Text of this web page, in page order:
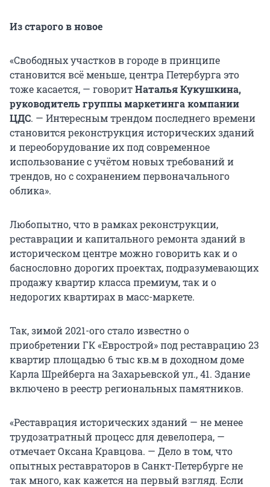
Из старого в новое
«Свободных участков в городе в принципе
становится всё меньше, центра Петербурга это
тоже касается, — говоритНаталья Кукушкина,
руководитель группы маркетинга компании
ЦДС. — Интересным трендом последнего времени
становится реконструкция исторических зданий
и переоборудование их под современное
использование с учётом новых требований и
трендов, но с сохранением первоначального
облика».
Любопытно, что в рамках реконструкции,
реставрации и капитального ремонта зданий в
историческом центре можно говорить как и о
баснословно дорогих проектах, подразумевающих
продажу квартир класса премиум, так и о
недорогих квартирах в масс-маркете.
Так, зимой 2021-ого стало известно о
приобретении ГК «Еврострой» под реставрацию 23
квартир площадью 6 тыс кв.м в доходном доме
Карла Шрейберга на Захарьевской ул., 41. Здание
включено в реестр региональных памятников.
«Реставрация исторических зданий — не менее
трудозатратный процесс для девелопера, —
отмечает Оксана Кравцова. — Дело в том, что
опытных реставраторов в Санкт-Петербурге не
так много, как кажется на первый взгляд. Если